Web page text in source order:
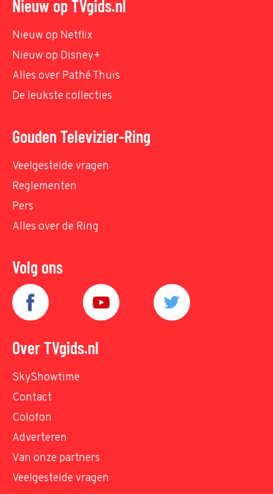
Nieuw op TVgids.nl
Nieuw op Netflix
Nieuw op Disney+
Alles over Pathé Thuis
De leukste collecties
Gouden Televizier-Ring
Veelgestelde vragen
Reglementen
Pers
Alles over de Ring
Volg ons
Over TVgids.nl
SkyShowtime
Contact
Colofon
Adverteren
Van onze partners
Veelgestelde vragen